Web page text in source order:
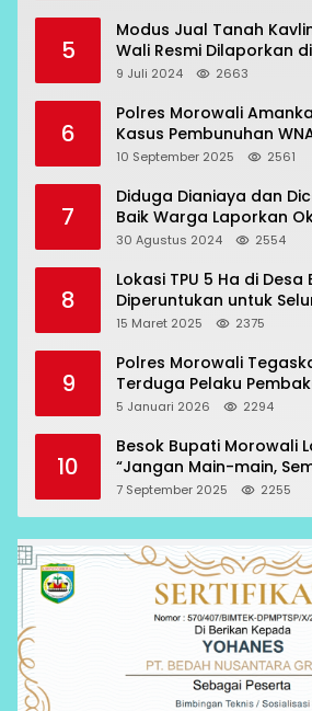
5
Modus Jual Tanah
Wali Resmi Dilaporkan
9 Juli 2024 2663
6
Polres Morowali
Kasus Pembunuhan
Topogaro
10 September 2025 2561
7
Diduga Dianiaya dan
Baik Warga Laporkan
Oknum Polisi
30 Agustus 2024 2554
8
Lokasi TPU 5 Ha di
Diperuntukan untuk
15 Maret 2025 2375
9
Polres Morowali
Terduga Pelaku
RCP Sesuai Prosedur
5 Januari 2026 2294
10
Besok Bupati Morowali
“Jangan Main-main,
7 September 2025 2255